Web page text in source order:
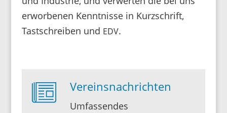
erwor­benen Kennt­nisse in Kurz­schrift,
Tast­schreiben und EDV.
Vereinsnachrichten
Umfas­sendes